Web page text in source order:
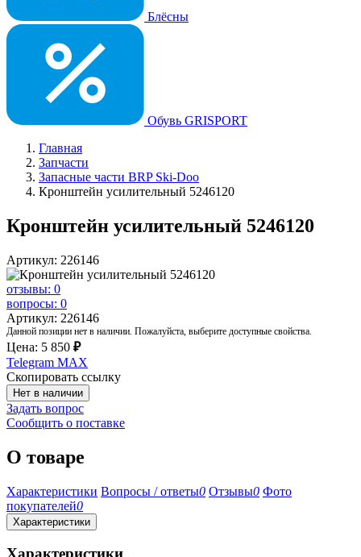
Блёсны
Обувь GRISPORT
Главная
Запчасти
Запасные части BRP Ski-Doo
Кронштейн усилительный 5246120
Кронштейн усилительный 5246120
Артикул: 226146
отзывы: 0
вопросы: 0
Артикул: 226146
Данной позиции нет в наличии. Пожалуйста, выберите доступные свойства.
Цена: 5 850 ₽
Telegram MAX
Скопировать ссылку
Нет в наличии
Задать вопрос
Сообщить о поставке
О товаре
Характеристики Вопросы / ответы0 Отзывы0 Фото
покупателей0
Характеристики